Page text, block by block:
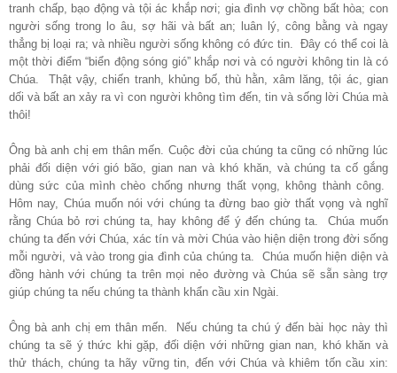
tranh chấp, bạo động và tội ác khắp nơi; gia đình vợ chồng bất hòa; con
người sống trong lo âu, sợ hãi và bất an; luân lý, công bằng và ngay
thẳng bị loại ra; và nhiều người sống không có đức tin. Đây có thể coi là
một thời điểm “biển động sóng gió” khắp nơi và có người không tin là có
Chúa. Thật vậy, chiến tranh, khủng bố, thù hằn, xâm lăng, tội ác, gian
dối và bất an xảy ra vì con người không tìm đến, tin và sống lời Chúa mà
thôi!
Ông bà anh chị em thân mến. Cuộc đời của chúng ta cũng có những lúc
phải đối diện với gió bão, gian nan và khó khăn, và chúng ta cố gắng
dùng sức của mình chèo chống nhưng thất vọng, không thành công.
Hôm nay, Chúa muốn nói với chúng ta đừng bao giờ thất vọng và nghĩ
rằng Chúa bỏ rơi chúng ta, hay không để ý đến chúng ta. Chúa muốn
chúng ta đến với Chúa, xác tín và mời Chúa vào hiện diện trong đời sống
mỗi người, và vào trong gia đình của chúng ta. Chúa muốn hiện diện và
đồng hành với chúng ta trên mọi nẻo đường và Chúa sẽ sẵn sàng trợ
giúp chúng ta nếu chúng ta thành khẩn cầu xin Ngài.
Ông bà anh chị em thân mến. Nếu chúng ta chú ý đến bài học này thì
chúng ta sẽ ý thức khi gặp, đối diện với những gian nan, khó khăn và
thử thách, chúng ta hãy vững tin, đến với Chúa và khiêm tốn cầu xin: